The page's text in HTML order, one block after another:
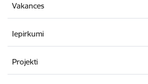
Vakances
Iepirkumi
Projekti